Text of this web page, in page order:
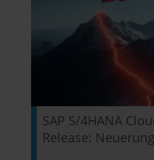
SAP S/4HANA
Release: